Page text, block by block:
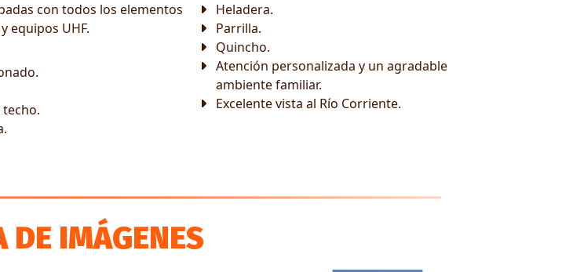
con todos los elementos
equipos UHF.
Heladera.
Parrilla.
Quincho.
Atención personalizada y un agradable
ambiente familiar.
Excelente vista al Río Corriente.
DE IMÁGENES